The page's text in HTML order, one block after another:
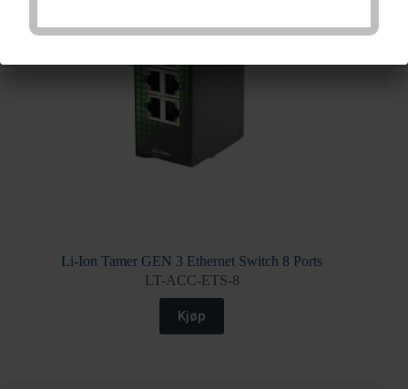
Li-Ion Tamer GEN 3 Ethernet Switch 8 Ports
LT-ACC-ETS-8
Kjøp